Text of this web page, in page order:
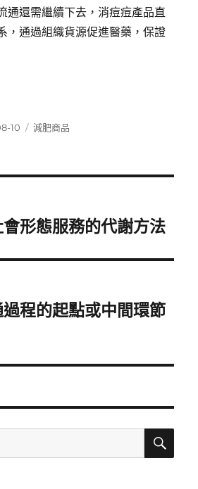
通還需繼續下去，消痘痘產品直
，通過組織貨源促進醫藥，保證
10
分
減肥商品
形態服務的代謝方法
程的起點或中間環節
搜